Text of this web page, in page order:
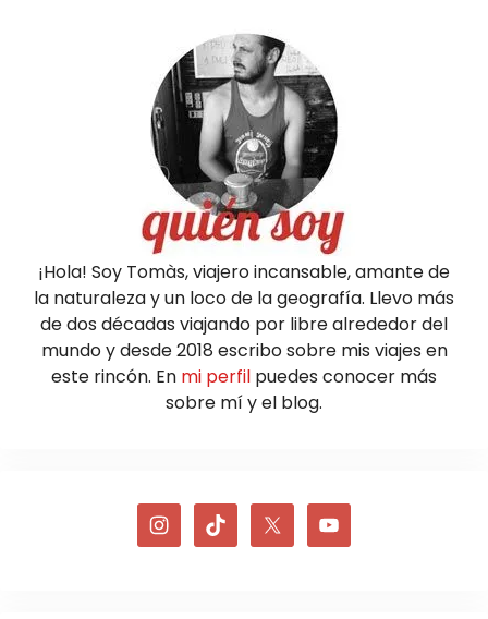
¡Hola! Soy Tomàs, viajero incansable, amante de
la naturaleza y un loco de la geografía. Llevo más
de dos décadas viajando por libre alrededor del
mundo y desde 2018 escribo sobre mis viajes en
este rincón. En mi perfil puedes conocer más
sobre mí y el blog.